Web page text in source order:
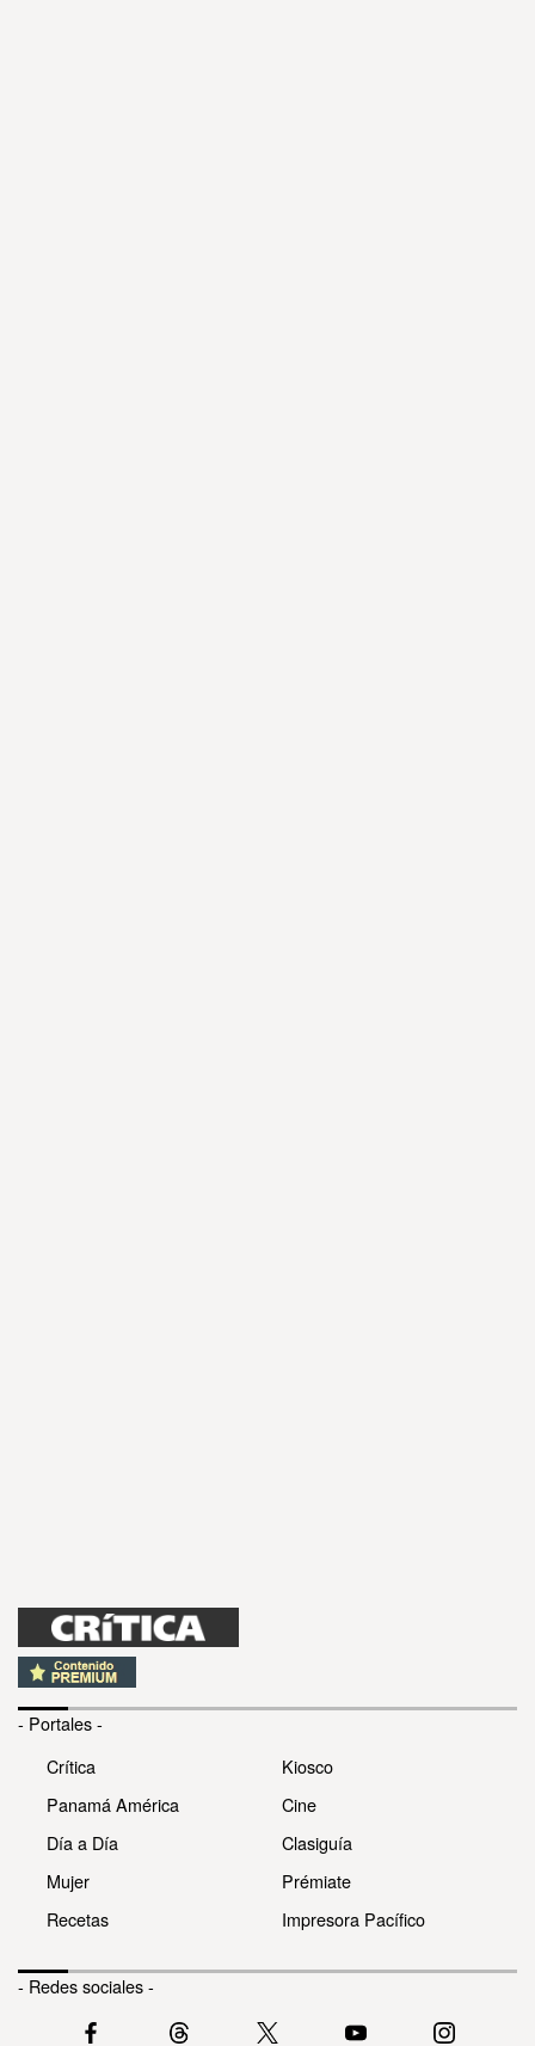
- Portales -
Crítica
Panamá América
Día a Día
Mujer
Recetas
Kiosco
Cine
Clasiguía
Prémiate
Impresora Pacífico
- Redes sociales -